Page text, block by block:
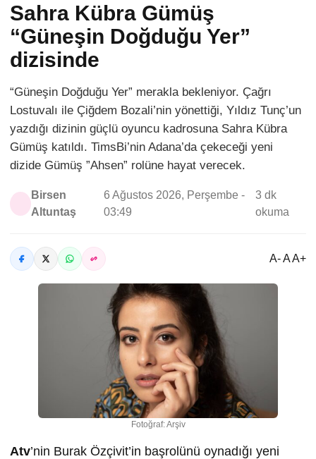
Sahra Kübra Gümüş
“Güneşin Doğduğu Yer”
dizisinde
“Güneşin Doğduğu Yer” merakla bekleniyor. Çağrı
Lostuvalı ile Çiğdem Bozali’nin yönettiği, Yıldız Tunç’un
yazdığı dizinin güçlü oyuncu kadrosuna Sahra Kübra
Gümüş katıldı. TimsBi’nin Adana’da çekeceği yeni
dizide Gümüş ”Ahsen” rolüne hayat verecek.
Birsen
Altuntaş
6 Ağustos 2026, Perşembe -
03:49
3 dk
okuma
A- A A+
Fotoğraf: Arşiv
Atv’nin Burak Özçivit’in başrolünü oynadığı yeni